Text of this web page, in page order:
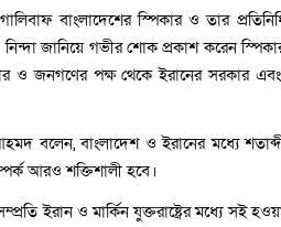
বাংলাদেশের স্পিকার ও তার
নিন্দা জানিয়ে গভীর শোক প্রকাশ করেন
ও জনগণের পক্ষ থেকে ইরানের সরকার
বলেন, বাংলাদেশ ও ইরানের মধ্যে
আরও শক্তিশালী হবে।
ইরান ও মার্কিন যুক্তরাষ্ট্রের মধ্যে সই